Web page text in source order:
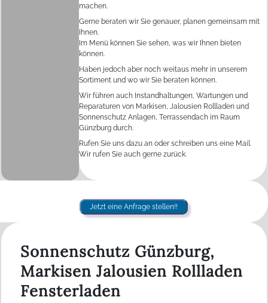
machen.
Gerne beraten wir Sie genauer, planen gemeinsam mit
Ihnen.
Im Menü können Sie sehen, was wir Ihnen bieten
können.
Haben jedoch aber noch weitaus mehr in unserem
Sortiment und wo wir Sie beraten können.
Wir führen auch Instandhaltungen, Wartungen und
Reparaturen von Markisen, Jalousien Rollladen und
Sonnenschutz Anlagen, Terrassendach im Raum
Günzburg durch.
Rufen Sie uns dazu an oder schreiben uns eine Mail.
Wir rufen Sie auch gerne zurück.
Jetzt eine Anfrage stellen!!
Sonnenschutz Günzburg,
Markisen Jalousien Rollladen
Fensterladen